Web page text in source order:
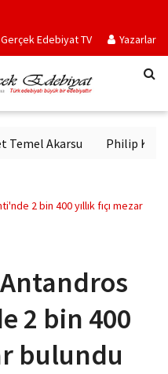
Gerçek Edebiyat TV Yazarlar
Akarsu Philip K.
2 bin 400 yıllık fıçı mezar
2 bin 400
bulundu